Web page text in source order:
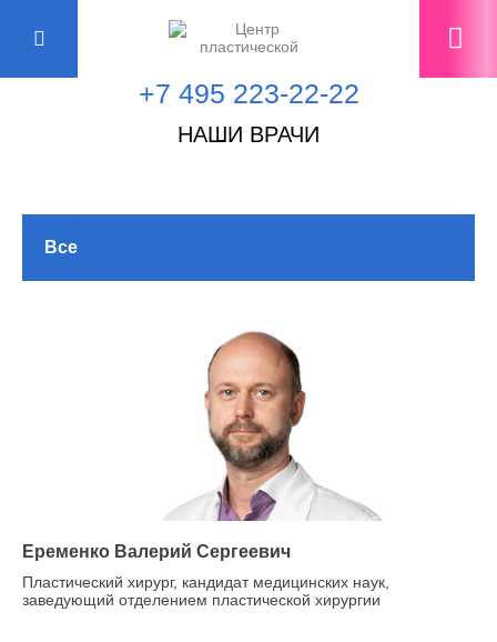
+7 495 223-22-22
НАШИ ВРАЧИ
Все
Еременко Валерий Сергеевич
Пластический хирург, кандидат медицинских наук,
заведующий отделением пластической хирургии